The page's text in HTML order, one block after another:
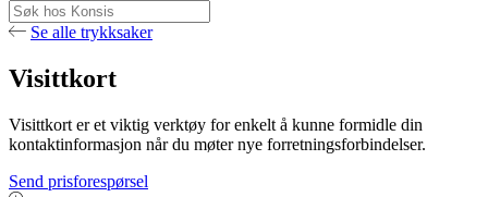
Se alle trykksaker
Visittkort
Visittkort er et viktig verktøy for enkelt å kunne formidle din
kontaktinformasjon når du møter nye forretningsforbindelser.
Send prisforespørsel